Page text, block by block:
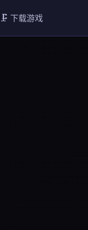
🗜️ 下载游戏